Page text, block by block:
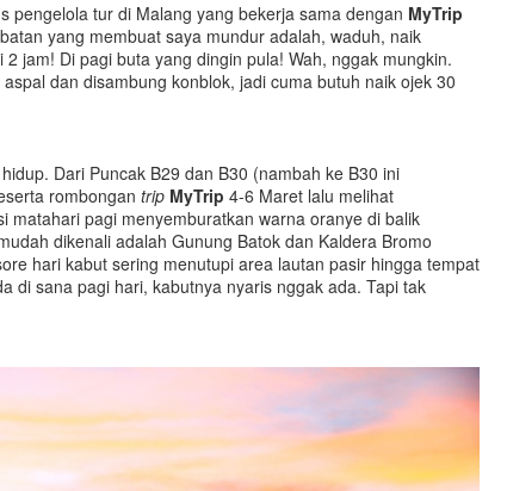
pengelola tur di Malang yang bekerja sama dengan MyTrip
yang membuat saya mundur adalah, waduh, naik
jam! Di pagi buta yang dingin pula! Wah, nggak mungkin.
dan disambung konblok, jadi cuma butuh naik ojek 30
Dari Puncak B29 dan B30 (nambah ke B30 ini
rombongan trip MyTrip 4-6 Maret lalu melihat
matahari pagi menyemburatkan warna oranye di balik
dikenali adalah Gunung Batok dan Kaldera Bromo
hari kabut sering menutupi area lautan pasir hingga tempat
di sana pagi hari, kabutnya nyaris nggak ada. Tapi tak